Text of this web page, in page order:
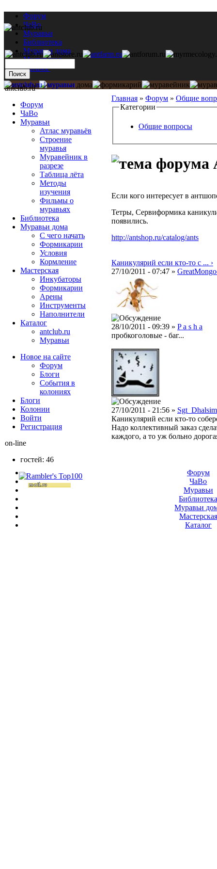
Форум
ЧаВо
Муравьи
Библиотека
Муравьи дома
Мастерская
Каталог
Главная » Форум » Общие
Категории
Общие вопросы
Если кого интересует в
Тетры, Сервиформика
появились.
http://antshop.ru/catalog/ants
Каникулярий если кто-то с ... ›
27/10/2011 - 07:47 »
28/10/2011 - 09:39 » P a s h a
пробкоголовые - баг...
27/10/2011 - 21:56 » Sgt_Dhalsim
Каникулярий если кто-то
Надо коллективный заказ
каждого, а то уж больно
antclub.ru
Форум
ЧаВо
Муравьи
Атлас муравьёв
Строение
муравья
Муравейник в
разрезе
Таблица лёта
Методы
изучения
Фильмы о
муравьях
Библиотека
Муравьи дома
С чего начать
Формикарии
Условия
Кормление
Мастерская
Инкубаторы
Формикарии
Арены
Инструменты
Наполнители
Каталог
antclub.ru
Муравьи
Новое на сайте
Форум
Блоги
События в
колониях
Блоги
Колонии
Войти
Peгиcтpaция
on-line
гостей: 46
Форум
ЧаВо
Муравьи
Муравьи
Мастерская
Каталог